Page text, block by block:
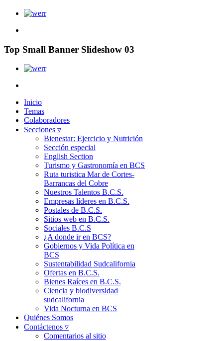
Top Small Banner Slideshow 03
Inicio
Temas
Colaboradores
Secciones ▿
Bienestar: Ejercicio y Nutrición
Sección especial
English Section
Turismo y Gastronomía en BCS
Ruta turistica Mar de Cortes-
Barrancas del Cobre
Nuestros Talentos B.C.S.
Empresas líderes en B.C.S.
Postales de B.C.S.
Sitios web en B.C.S.
Sociales B.C.S
¿A donde ir en BCS?
Gobiernos y Vida Política en
BCS
Sustentabilidad Sudcalifornia
Ofertas en B.C.S.
Bienes Raíces en B.C.S.
Ciencia y biodiversidad
sudcalifornia
Vida Nocturna en BCS
Quiénes Somos
Contáctenos ▿
Comentarios al sitio